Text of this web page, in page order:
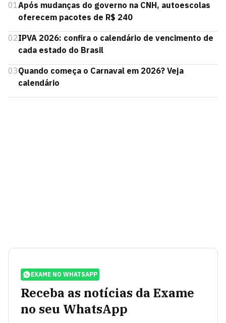
01Após mudanças do governo na CNH, autoescolas
oferecem pacotes de R$ 240
02IPVA 2026: confira o calendário de vencimento de
cada estado do Brasil
03Quando começa o Carnaval em 2026? Veja
calendário
EXAME NO WHATSAPP
Receba as notícias da Exame
no seu WhatsApp